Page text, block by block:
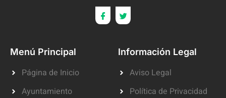
Menú Principal
Página de Inicio
Ayuntamiento
Información Legal
Aviso Legal
Política de Privacidad